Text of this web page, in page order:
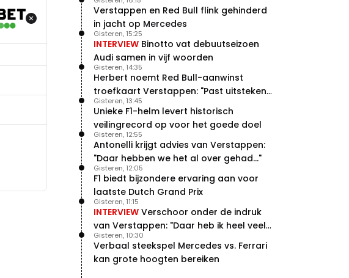
Verstappen en Red Bull flink gehinderd
in jacht op Mercedes
INTERVIEW Binotto vat debuutseizoen
Audi samen in vijf woorden
Gisteren, 15:25
Herbert noemt Red Bull-aanwinst
troefkaart Verstappen: "Past uitstekend
bij Red Bull"
Gisteren, 14:35
Unieke F1-helm levert historisch
veilingrecord op voor het goede doel
Gisteren, 13:45
Antonelli krijgt advies van Verstappen:
"Daar hebben we het al over gehad..."
Gisteren, 12:55
F1 biedt bijzondere ervaring aan voor
laatste Dutch Grand Prix
Gisteren, 12:05
INTERVIEW Verschoor onder de indruk
van Verstappen: "Daar heb ik heel veel
respect voor"
Gisteren, 11:15
Verbaal steekspel Mercedes vs. Ferrari
kan grote hoogten bereiken
Gisteren, 10:30